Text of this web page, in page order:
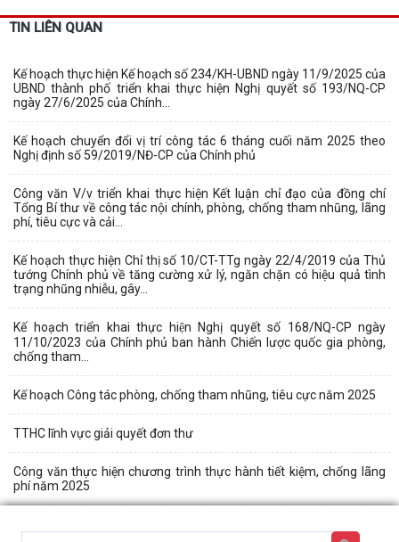
TIN LIÊN QUAN
Kế hoạch thực hiện Kế hoạch số 234/KH-UBND ngày 11/9/2025 của
UBND thành phố triển khai thực hiện Nghị quyết số 193/NQ-CP
ngày 27/6/2025 của Chính...
Kế hoạch chuyển đổi vị trí công tác 6 tháng cuối năm 2025 theo
Nghị định số 59/2019/NĐ-CP của Chính phủ
Công văn V/v triển khai thực hiện Kết luận chỉ đạo của đồng chí
Tổng Bí thư về công tác nội chính, phòng, chống tham nhũng, lãng
phí, tiêu cực và cải...
Kế hoạch thực hiện Chỉ thị số 10/CT-TTg ngày 22/4/2019 của Thủ
tướng Chính phủ về tăng cường xử lý, ngăn chặn có hiệu quả tình
trạng nhũng nhiễu, gây...
Kế hoạch triển khai thực hiện Nghị quyết số 168/NQ-CP ngày
11/10/2023 của Chính phủ ban hành Chiến lược quốc gia phòng,
chống tham...
Kế hoạch Công tác phòng, chống tham nhũng, tiêu cực năm 2025
TTHC lĩnh vực giải quyết đơn thư
Công văn thực hiện chương trình thực hành tiết kiệm, chống lãng
phí năm 2025